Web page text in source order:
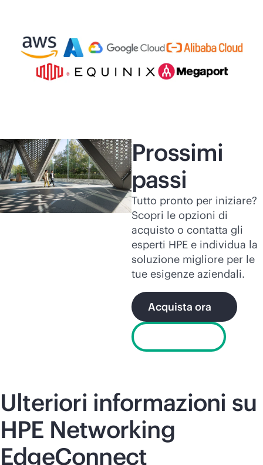
Prossimi
passi
Tutto pronto per iniziare?
Scopri le opzioni di
acquisto o contatta gli
esperti HPE e individua la
soluzione migliore per le
tue esigenze aziendali.
Acquista ora
Ulteriori informazioni su
HPE Networking
EdgeConnect